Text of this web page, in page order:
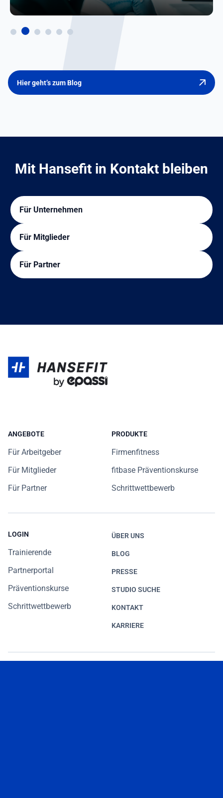
Hier geht’s zum Blog
Mit Hansefit in Kontakt bleiben
Für Unternehmen
Für Mitglieder
Für Partner
ANGEBOTE
Für Arbeitgeber
Für Mitglieder
Für Partner
PRODUKTE
Firmenfitness
fitbase Präventionskurse
Schrittwettbewerb
LOGIN
Trainierende
Partnerportal
Präventionskurse
Schrittwettbewerb
ÜBER UNS
BLOG
PRESSE
STUDIO SUCHE
KONTAKT
KARRIERE